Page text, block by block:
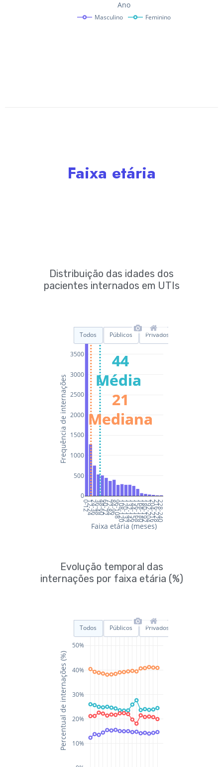
Faixa etária
Distribuição das idades dos
pacientes internados em UTIs
Evolução temporal das
internações por faixa etária (%)